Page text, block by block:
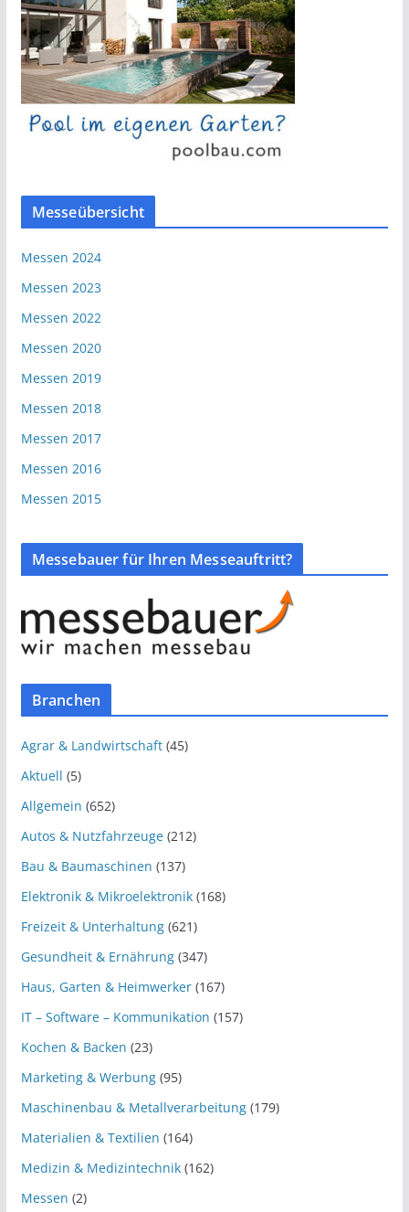
Messeübersicht
Messen 2024
Messen 2023
Messen 2022
Messen 2020
Messen 2019
Messen 2018
Messen 2017
Messen 2016
Messen 2015
Messebauer für Ihren Messeauftritt?
Branchen
Agrar & Landwirtschaft(45)
Aktuell (5)
Allgemein (652)
Autos & Nutzfahrzeuge(212)
Bau & Baumaschinen (137)
Elektronik & Mikroelektronik(168)
Freizeit & Unterhaltung(621)
Gesundheit & Ernährung(347)
Haus, Garten & Heimwerker(167)
IT – Software – Kommunikation (157)
Kochen & Backen (23)
Marketing & Werbung(95)
Maschinenbau & Metallverarbeitung(179)
Materialien & Textilien (164)
Medizin & Medizintechnik(162)
Messen (2)